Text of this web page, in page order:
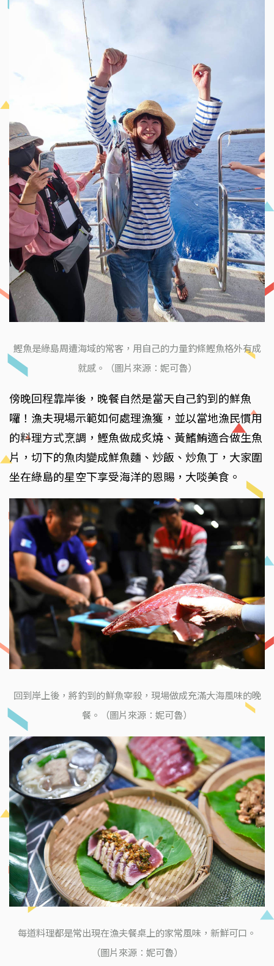
鰹魚是綠島周遭海域的常客，用自己的力量釣條鰹魚格外有成
就感。（圖片來源：妮可魯）
傍晚回程靠岸後，晚餐自然是當天自己釣到的鮮魚
囉！漁夫現場示範如何處理漁獲，並以當地漁民慣用
的料理方式烹調，鰹魚做成炙燒、黃鰭鮪適合做生魚
片，切下的魚肉變成鮮魚麵、炒飯、炒魚丁，大家圍
坐在綠島的星空下享受海洋的恩賜，大啖美食。
回到岸上後，將釣到的鮮魚宰殺，現場做成充滿大海風味的晚
餐。（圖片來源：妮可魯）
每道料理都是常出現在漁夫餐桌上的家常風味，新鮮可口。
（圖片來源：妮可魯）